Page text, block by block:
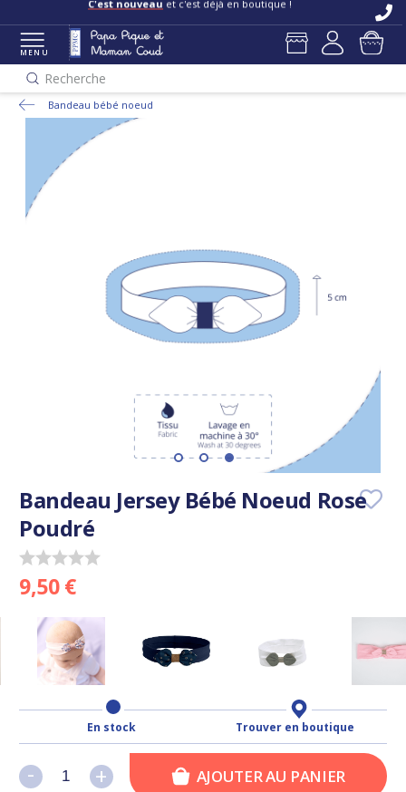
C'est nouveau et c'est déjà en boutique !
MENU
Recherche
Bandeau bébé noeud
Bandeau Jersey Bébé Noeud Rose
Poudré
9,50 €
En stock Trouver en boutique
+
- +
- AJOUTER AU PANIER